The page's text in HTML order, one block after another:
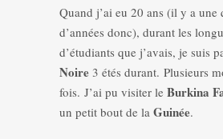
Quand j’ai eu 20 ans (il y a une
d’années donc), durant les
d’étudiants que j’avais, je suis
Noire 3 étés durant. Plusieurs
fois. J’ai pu visiter le Burkina
un petit bout de la Guinée.